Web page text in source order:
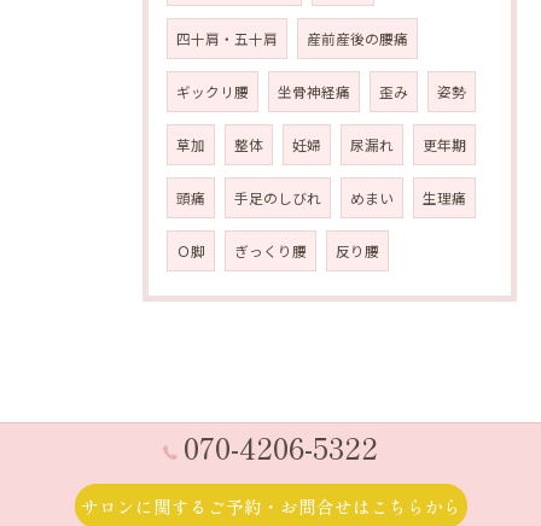
四十肩・五十肩 産前産後の腰痛
ギックリ腰 坐骨神経痛 歪み 姿勢
草加 整体 妊婦 尿漏れ 更年期
頭痛 手足のしびれ めまい 生理痛
Ｏ脚 ぎっくり腰 反り腰
070-4206-5322
サロンに関するご予約・お問合せはこちらから